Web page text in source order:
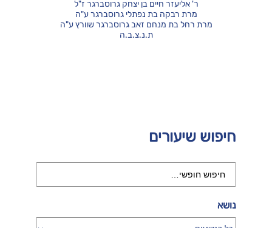
חיפוש שיעורים
נושא
ר' אליעזר חיים בן יצחק גרוסברגר ז"ל
מרת רבקה בת נפתלי גרוסברגר ע"ה
מרת רחל בת מנחם זאב גרוסברגר שוורץ ע"ה
ת.נ.צ.ב.ה